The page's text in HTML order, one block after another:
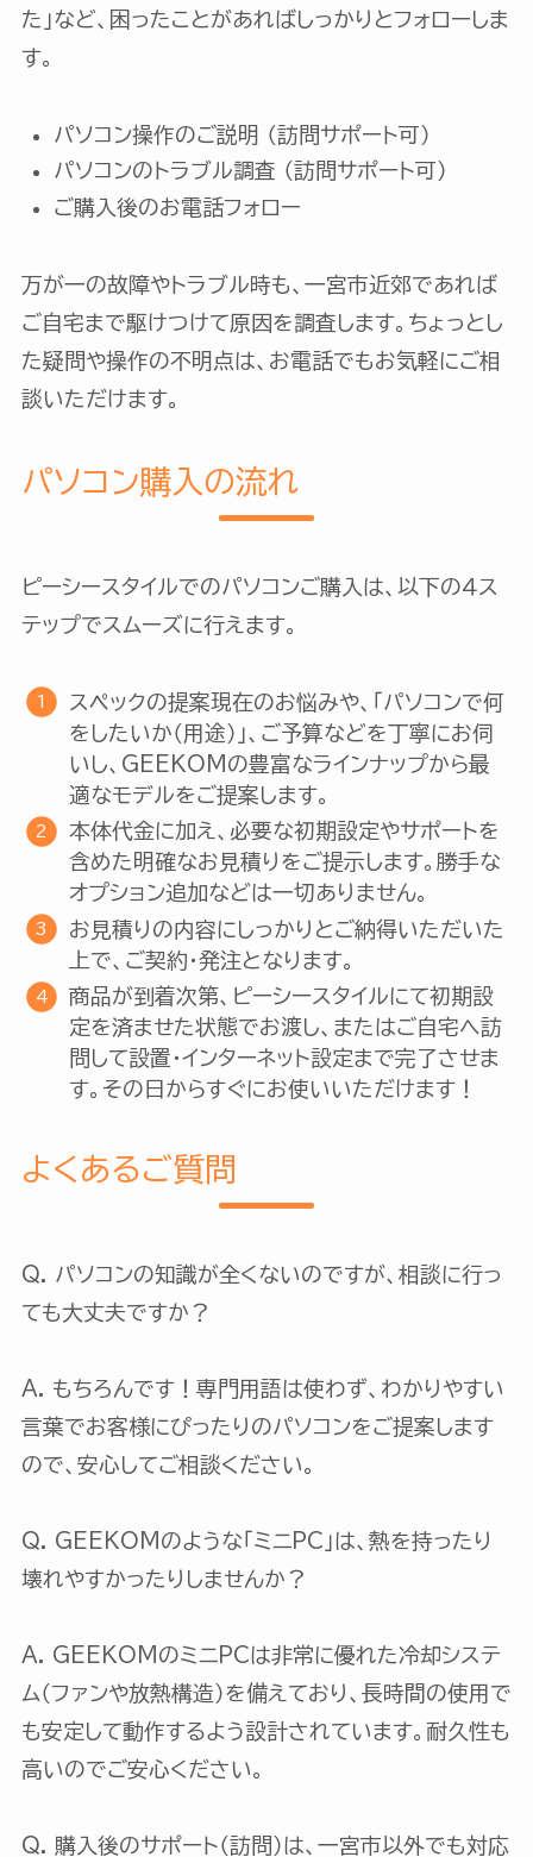
た」など、困ったことがあればしっかりとフォローしま
す。
パソコン操作のご説明 （訪問サポート可）
パソコンのトラブル調査 （訪問サポート可）
ご購入後のお電話フォロー
万が一の故障やトラブル時も、一宮市近郊であれば
ご自宅まで駆けつけて原因を調査します。ちょっとし
た疑問や操作の不明点は、お電話でもお気軽にご相
談いただけます。
パソコン購入の流れ
ピーシースタイルでのパソコンご購入は、以下の４ス
テップでスムーズに行えます。
スペックの提案現在のお悩みや、「パソコンで何
をしたいか（用途）」、ご予算などを丁寧にお伺
いし、GEEKOMの豊富なラインナップから最
適なモデルをご提案します。
本体代金に加え、必要な初期設定やサポートを
含めた明確なお見積りをご提示します。勝手な
オプション追加などは一切ありません。
お見積りの内容にしっかりとご納得いただいた
上で、ご契約・発注となります。
商品が到着次第、ピーシースタイルにて初期設
定を済ませた状態でお渡し、またはご自宅へ訪
問して設置・インターネット設定まで完了させま
す。その日からすぐにお使いいただけます！
よくあるご質問
Q. パソコンの知識が全くないのですが、相談に行っ
ても大丈夫ですか？
A. もちろんです！専門用語は使わず、わかりやすい
言葉でお客様にぴったりのパソコンをご提案します
ので、安心してご相談ください。
Q. GEEKOMのような「ミニPC」は、熱を持ったり
壊れやすかったりしませんか？
A. GEEKOMのミニPCは非常に優れた冷却システ
ム（ファンや放熱構造）を備えており、長時間の使用で
も安定して動作するよう設計されています。耐久性も
高いのでご安心ください。
Q. 購入後のサポート（訪問）は、一宮市以外でも対応